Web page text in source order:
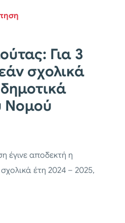
Για 3
σχολικά
Νομού
έγινε αποδεκτή η
έτη 2024 – 2025,